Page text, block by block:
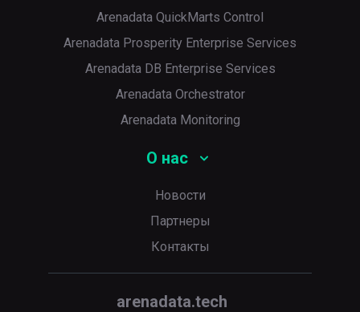
Arenadata QuickMarts Control
Arenadata Prosperity Enterprise Services
Arenadata DB Enterprise Services
Arenadata Orchestrator
Arenadata Monitoring
О нас
Новости
Партнеры
Контакты
arenadata.tech